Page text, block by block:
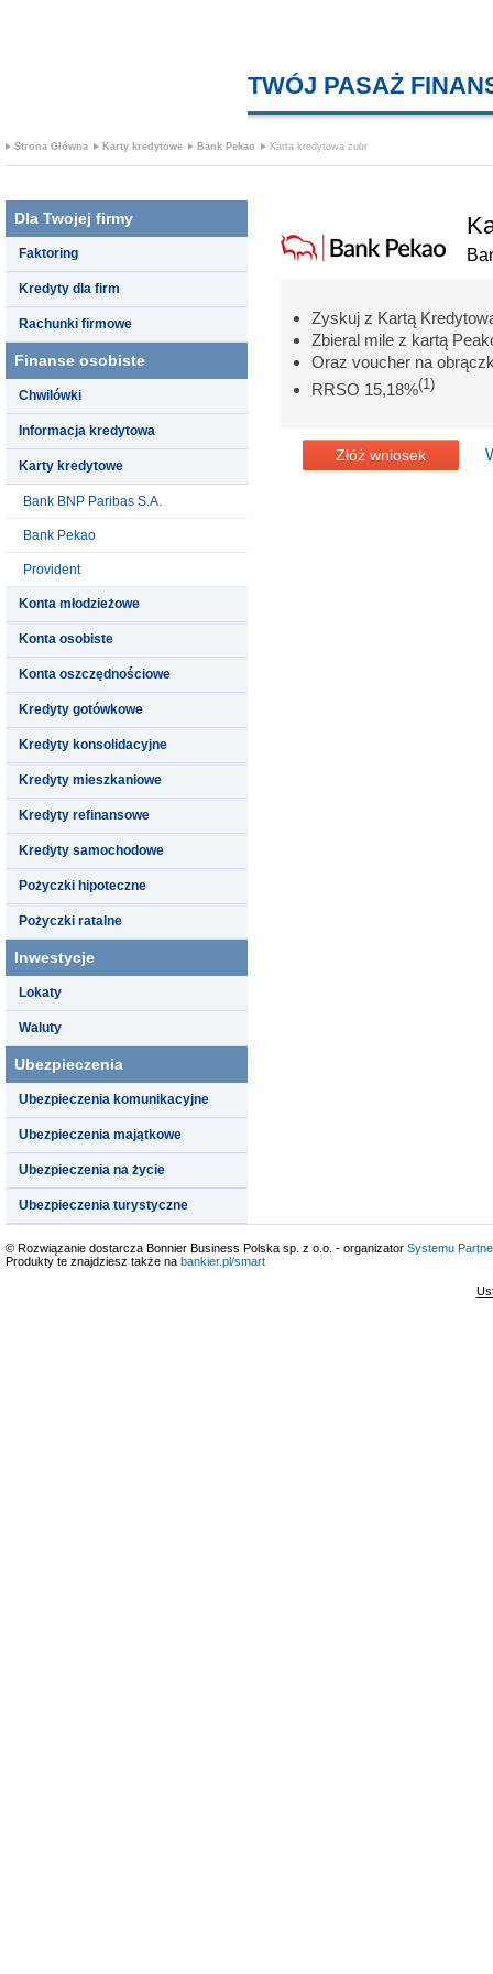
TWÓJ PASAŻ
Strona Główna Karty kredytowe Bank Pekao Karta kredytowa zubr
Dla Twojej firmy
Faktoring
Kredyty dla firm
Rachunki firmowe
Finanse osobiste
Chwilówki
Informacja kredytowa
Karty kredytowe
Bank BNP Paribas S.A.
Bank Pekao
Provident
Konta młodzieżowe
Konta osobiste
Konta oszczędnościowe
Kredyty gotówkowe
Kredyty konsolidacyjne
Kredyty mieszkaniowe
Kredyty refinansowe
Kredyty samochodowe
Pożyczki hipoteczne
Pożyczki ratalne
Inwestycje
Lokaty
Waluty
Ubezpieczenia
Ubezpieczenia komunikacyjne
Ubezpieczenia majątkowe
Ubezpieczenia na życie
Ubezpieczenia turystyczne
Zyskuj z Kartą
Zbieral mile z kartą
Oraz voucher na
RRSO 15,18%(1)
Złóż wniosek
© Rozwiązanie dostarcza Bonnier Business Polska sp. z o.o. - organizator Systemu
Produkty te znajdziesz także na bankier.pl/smart